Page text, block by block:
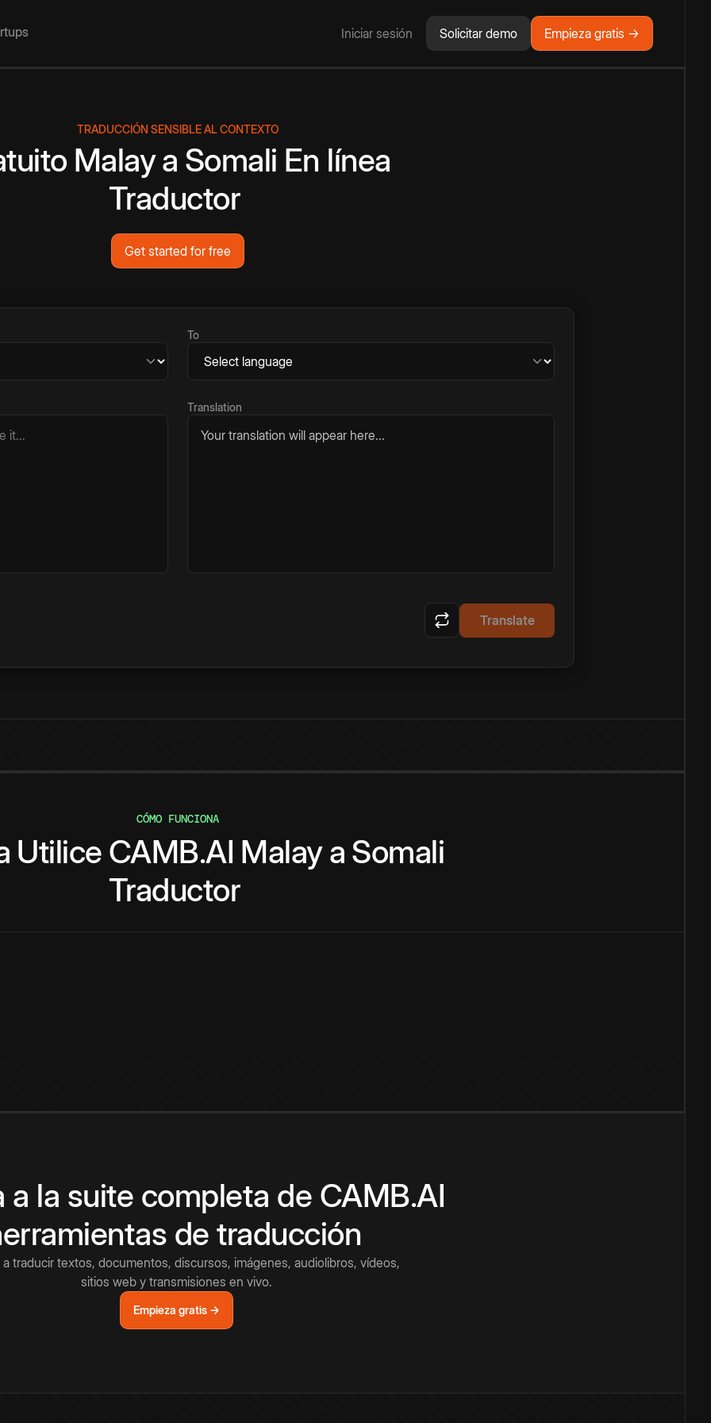
Iniciar sesión Solicitar demo Empieza gratis →
TRADUCCIÓN SENSIBLE AL CONTEXTO
Malaya Somali En línea
Traductor
Get started for free
To
Translation
Your translation will appear here...
Translate
CÓMO FUNCIONA
Utilice CAMB.AI Malaya Somali
Traductor
a la suite completa de CAMB.AI
de traducción
a traducir textos, documentos, discursos, imágenes, audiolibros, vídeos,
sitios web y transmisiones en vivo.
Empieza gratis →